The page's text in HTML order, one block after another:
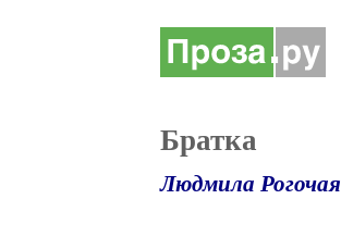
Братка
Людмила Рогочая